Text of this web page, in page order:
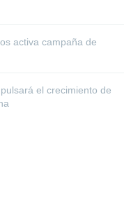
activa campaña de
el crecimiento de